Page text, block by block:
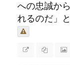
への忠誠か
れるのだ」